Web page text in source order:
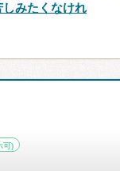
しみたくなけれ
可)